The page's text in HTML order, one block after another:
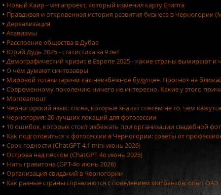
Новый Каир - мегапроект, который изменил карту Египта
Правдивая и откровенная история развития бизнеса в Черногории
Дереализация
Атавизмы
Расслоение общества в Дубае
Юрий Дудь 2025 - статистика за 9 лет
Демографический кризис в Европе 2025 - какие страны вымирают и
О чём думают синтозавры
Мировой тоталитаризм как неизбежное будущее. Прогноз на
Современному поколению ничего не интересно. Какие у этого
Monteamour
Черногорский язык: слова, которые значат совсем не то, чем кажутся
Черногория: 20 лучших локаций для фотосессии
10 ошибок, которых стоит избежать при организации свадебной
Как подготовиться к фотосессии в Черногории: советы от
Срок годности (ChatGPT 4.1 mini июнь 2026)
Острова над песком (ChatGPT 4o июнь 2025)
Нить гравитона (GPT-4o июнь 2026)
Организация свиданий в Черногории
Как разные страны справляются с поведением мигрантов: опыт